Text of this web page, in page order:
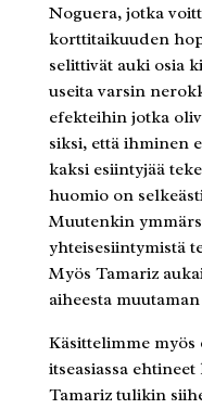
Noguera, jotka
korttitaikuuden
selittivät auki osia
useita varsin
efekteihin jotka
siksi, että ihminen
kaksi esiintyjää
huomio on
Muutenkin
yhteisesiintymistä
Myös Tamariz
aiheesta
Käsittelimme
itseasiassa
Tamariz tulikin